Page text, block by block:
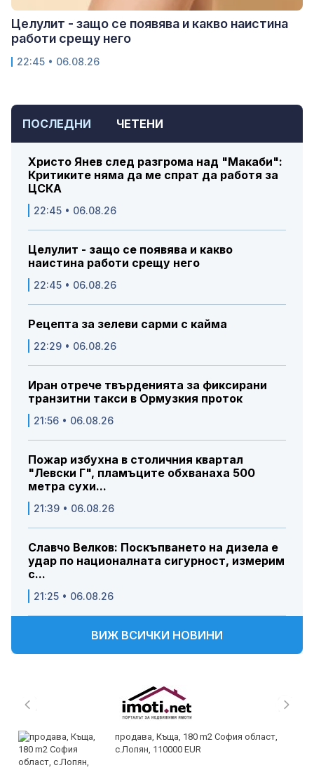
ПОСЛЕДНИ ЧЕТЕНИ
Христо Янев след разгрома над "Макаби":
Критиките няма да ме спрат да работя за
ЦСКА
22:45 • 06.08.26
Целулит - защо се появява и какво
наистина работи срещу него
22:45 • 06.08.26
Рецепта за зелеви сарми с кайма
22:29 • 06.08.26
Иран отрече твърденията за фиксирани
транзитни такси в Ормузкия проток
21:56 • 06.08.26
Пожар избухна в столичния квартал
"Левски Г", пламъците обхванаха 500
метра сухи...
21:39 • 06.08.26
Славчо Велков: Поскъпването на дизела е
удар по националната сигурност, измерим
с...
21:25 • 06.08.26
ВИЖ ВСИЧКИ НОВИНИ
продава, Къща, 180 m2 София област,
с.Лопян, 110000 EUR
Целулит - защо се появява и какво наистина
работи срещу него
22:45 • 06.08.26